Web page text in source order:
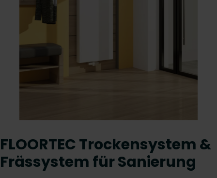
FLOORTEC Trockensystem &
Frässystem für Sanierung